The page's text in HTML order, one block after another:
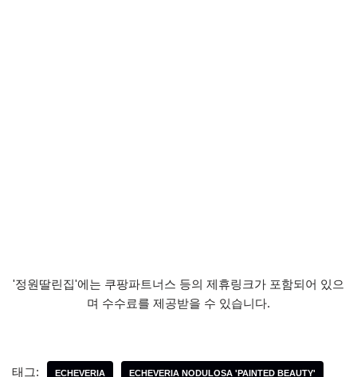
'정원딸린집'에는 쿠팡파트너스 등의 제휴링크가 포함되어 있으
며 수수료를 제공받을 수 있습니다.
태그: ECHEVERIA ECHEVERIA NODULOSA 'PAINTED BEAUTY'